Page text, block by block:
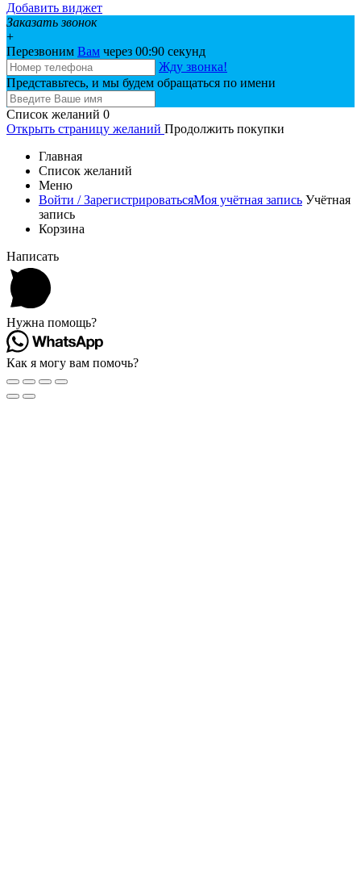
Добавить виджет
Заказать звонок
+
Перезвоним Вам через 00:90 секунд
Жду звонка!
Представьтесь, и мы будем обращаться по имени
Список желаний 0
Открыть страницу желаний Продолжить покупки
Главная
Список желаний
Меню
Войти / ЗарегистрироватьсяМоя учётная запись Учётная
запись
Корзина
Написать
Нужна помощь?
Как я могу вам помочь?